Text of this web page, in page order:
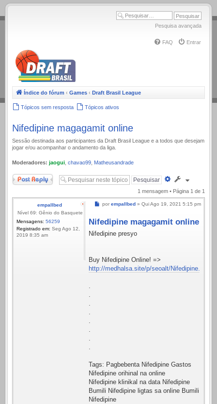
.
Pesquisa avançada
FAQ Entrar
Índice do fórum ‹ Games ‹ Draft Brasil League
Tópicos sem resposta Tópicos ativos
Nifedipine magagamit online
Sessão destinada aos participantes da Draft Brasil League e a todos que desejam
jogar e/ou acompanhar o andamento da liga.
Moderadores: jaogui chavao99 Matheusandrade
Responder
Pesquisa
avançada
1 mensagem • Página 1 de 1
empallbed
Nível 69: Gênio do Basquete
Mensagens: 56259
Registrado em: Seg Ago 12,
2019 8:35 am
Mensagem
por empallbed » Qui Ago 19, 2021 5:15 pm
Nifedipine magagamit online
Nifedipine presyo
Buy Nifedipine Online! =>
http://medhalsa.site/p/seoalt/Nifedipine.html
.
.
.
.
.
.
.
.
Tags: Pagbebenta Nifedipine Gastos
Nifedipine orihinal na online
Nifedipine klinikal na data Nifedipine
Bumili Nifedipine ligtas sa online Bumili
Nifedipine